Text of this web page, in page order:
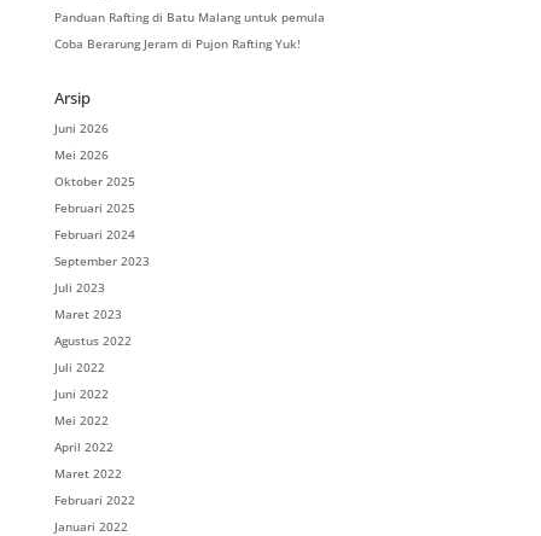
Panduan Rafting di Batu Malang untuk pemula
Coba Berarung Jeram di Pujon Rafting Yuk!
Arsip
Juni 2026
Mei 2026
Oktober 2025
Februari 2025
Februari 2024
September 2023
Juli 2023
Maret 2023
Agustus 2022
Juli 2022
Juni 2022
Mei 2022
April 2022
Maret 2022
Februari 2022
Januari 2022